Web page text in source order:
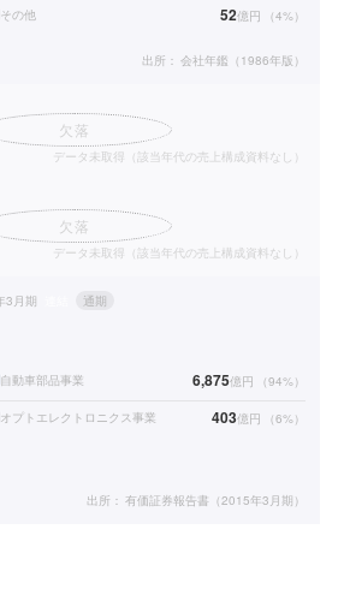
その他 52億円 （4%）
出所： 会社年鑑（1986年版）
欠落
データ未取得（該当年代の売上構成資料なし）
欠落
データ未取得（該当年代の売上構成資料なし）
3月期 通期
自動車部品事業 6,875億円 （94%）
オプトエレクトロニクス事業 403億円 （6%）
出所： 有価証券報告書（2015年3月期）